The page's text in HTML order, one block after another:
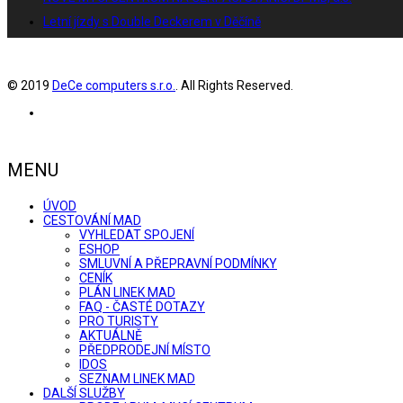
Letní jízdy s Double Deckerem v Děčíně
© 2019 DeCe computers s.r.o. . All Rights Reserved.
MENU
ÚVOD
CESTOVÁNÍ MAD
VYHLEDAT SPOJENÍ
ESHOP
SMLUVNÍ A PŘEPRAVNÍ PODMÍNKY
CENÍK
PLÁN LINEK MAD
FAQ - ČASTÉ DOTAZY
PRO TURISTY
AKTUÁLNĚ
PŘEDPRODEJNÍ MÍSTO
IDOS
SEZNAM LINEK MAD
DALŠÍ SLUŽBY